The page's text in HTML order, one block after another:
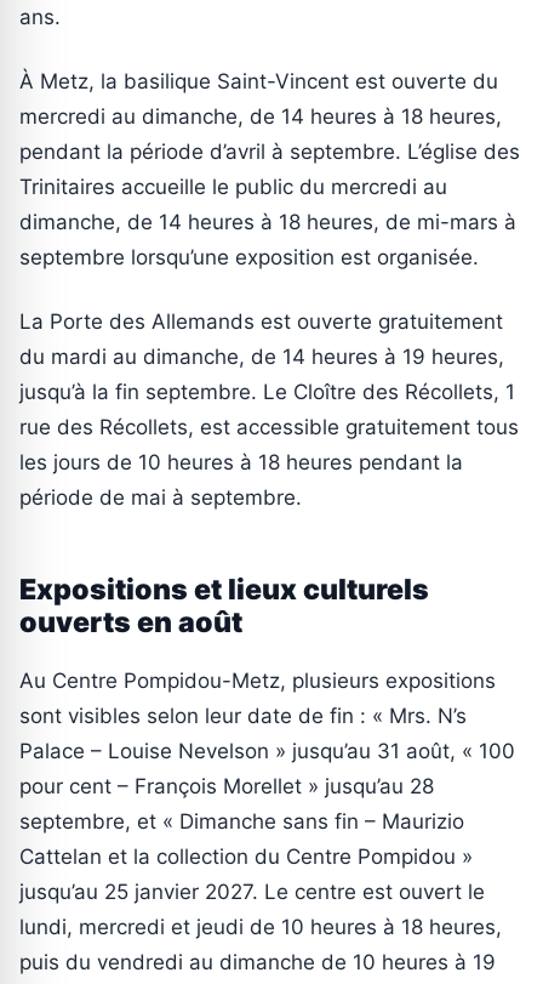
ans.
À Metz, la basilique Saint-Vincent est ouverte du
mercredi au dimanche, de 14 heures à 18 heures,
pendant la période d’avril à septembre. L’église des
Trinitaires accueille le public du mercredi au
dimanche, de 14 heures à 18 heures, de mi-mars à
septembre lorsqu’une exposition est organisée.
La Porte des Allemands est ouverte gratuitement
du mardi au dimanche, de 14 heures à 19 heures,
jusqu’à la fin septembre. Le Cloître des Récollets, 1
rue des Récollets, est accessible gratuitement tous
les jours de 10 heures à 18 heures pendant la
période de mai à septembre.
Expositions et lieux culturels
ouverts en août
Au Centre Pompidou-Metz, plusieurs expositions
sont visibles selon leur date de fin : « Mrs. N’s
Palace – Louise Nevelson » jusqu’au 31 août, « 100
pour cent – François Morellet » jusqu’au 28
septembre, et « Dimanche sans fin – Maurizio
Cattelan et la collection du Centre Pompidou »
jusqu’au 25 janvier 2027. Le centre est ouvert le
lundi, mercredi et jeudi de 10 heures à 18 heures,
puis du vendredi au dimanche de 10 heures à 19